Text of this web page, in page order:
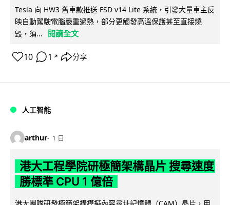
Tesla 向 HW3 舊車款推送 FSD v14 Lite 系統，引發大量車主反
映自動駕駛電腦嚴重過熱，部分更觸發高溫保護甚至直接燒
毀，須...
閱讀全文
10 1 ↗ 分享
人工智能
arthur 1 日
港大工程學院研極簡架構晶片 搜尋速度
勝標準 CPU 1 億倍
港大團隊研發極簡架構模擬內容尋址記憶體（CAM）晶片，用